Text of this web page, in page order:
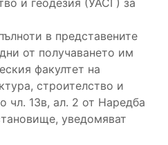
и геодезия (УАСГ) за
в представените
от получаването им
факултет на
строителство и
чл. 13в, ал. 2 от Наредба
уведомяват